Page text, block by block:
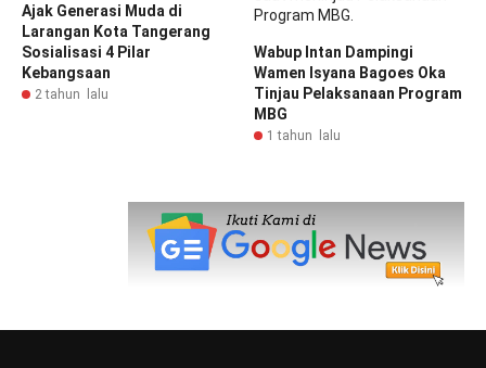
Ajak Generasi Muda di
Larangan Kota Tangerang
Sosialisasi 4 Pilar
Kebangsaan
2 tahun lalu
Wabup Intan Dampingi
Wamen Isyana Bagoes Oka
Tinjau Pelaksanaan Program
MBG
1 tahun lalu